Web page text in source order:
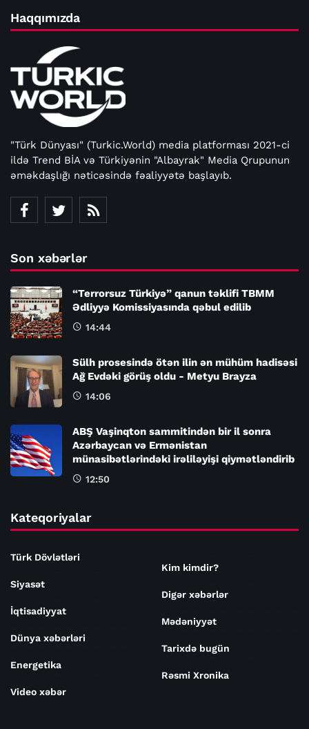
Haqqımızda
"Türk Dünyası" (Turkic.World) media platforması 2021-ci
ildə Trend BİA və Türkiyənin "Albayrak" Media Qrupunun
əməkdaşlığı nəticəsində fəaliyyətə başlayıb.
Son xəbərlər
“Terrorsuz Türkiyə” qanun təklifi TBMM
Ədliyyə Komissiyasında qəbul edilib
14:44
Sülh prosesində ötən ilin ən mühüm hadisəsi
Ağ Evdəki görüş oldu - Metyu Brayza
14:06
ABŞ Vaşinqton sammitindən bir il sonra
Azərbaycan və Ermənistan
münasibətlərindəki irəliləyişi qiymətləndirib
12:50
Kateqoriyalar
Türk Dövlətləri
Siyasət
İqtisadiyyat
Dünya xəbərləri
Energetika
Video xəbər
Kim kimdir?
Digər xəbərlər
Mədəniyyət
Tarixdə bugün
Rəsmi Xronika